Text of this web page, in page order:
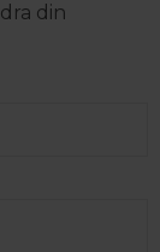
din